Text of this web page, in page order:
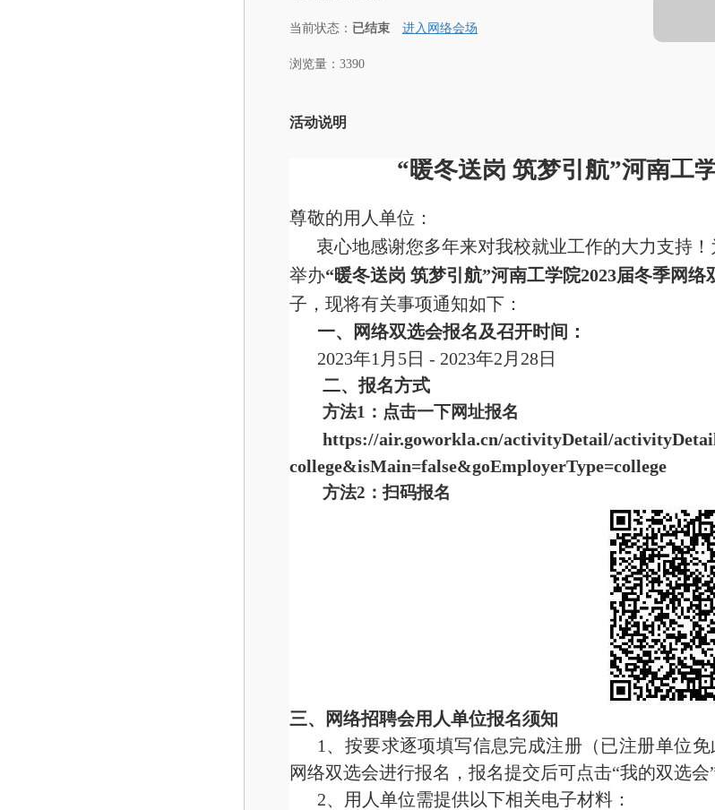
当前状态： 已结束 进入网络会场
浏览量：3390
活动说明
“暖冬送岗 筑梦引航”河南工
尊敬的用人单位：
衷心地感谢您多年来对我校就业工作的大力支持
举办“暖冬送岗 筑梦引航”河南工学院2023届冬季网络
子，现将有关事项通知如下：
一、网络双选会报名及召开时间：
2023年1月5日 - 2023年2月28日
二、报名方式
方法1：点击一下网址报名
https://air.goworkla.cn/activityDetail/
college&isMain=false&goEmployerType=college
方法2：扫码报名
三、网络招聘会用人单位报名须知
1 、 按要求逐项填写信息完成注册（已注册单位
网络双选会进行报名，报名提交后可点击“我的双选会
2、 用人单位需提供以下相关电子材料：